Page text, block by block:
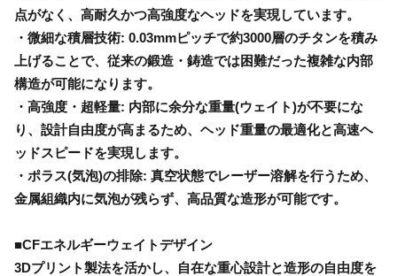
点がなく、高耐久かつ高強度なヘッドを実現しています。
・微細な積層技術: 0.03mmピッチで約3000層のチタンを積み
上げることで、従来の鍛造・鋳造では困難だった複雑な内部
構造が可能になります。
・高強度・超軽量: 内部に余分な重量(ウェイト)が不要にな
り、設計自由度が高まるため、ヘッド重量の最適化と高速ヘ
ッドスピードを実現します。
・ポラス(気泡)の排除: 真空状態でレーザー溶解を行うため、
金属組織内に気泡が残らず、高品質な造形が可能です。
■CFエネルギーウェイトデザイン
3Dプリント製法を活かし、自在な重心設計と造形の自由度を